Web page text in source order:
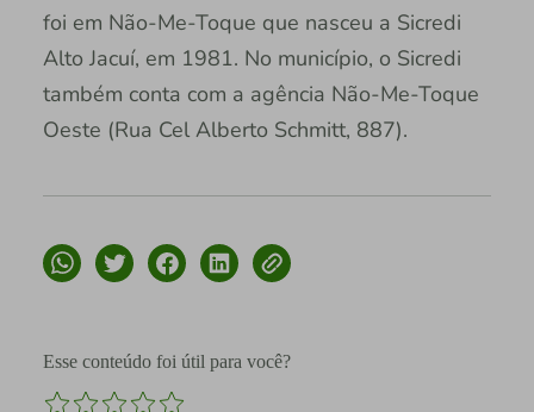
foi em Não-Me-Toque que nasceu a Sicredi
Alto Jacuí, em 1981. No município, o Sicredi
também conta com a agência Não-Me-Toque
Oeste (Rua Cel Alberto Schmitt, 887).
Esse conteúdo foi útil para você?